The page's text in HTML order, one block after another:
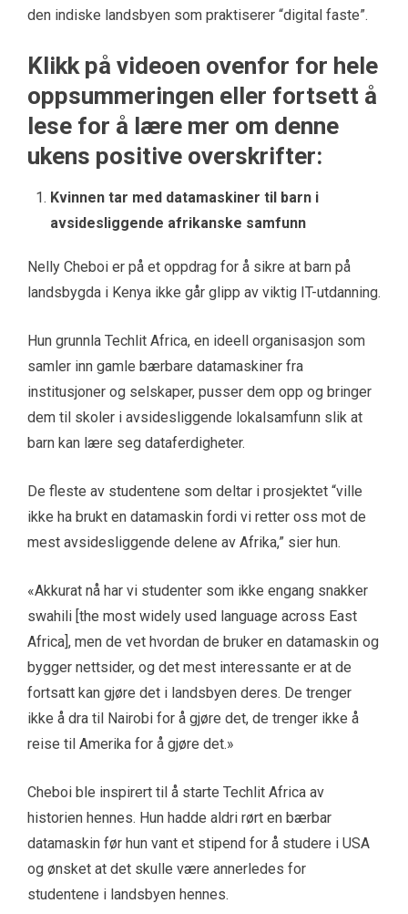
den indiske landsbyen som praktiserer “digital faste”.
Klikk på videoen ovenfor for hele
oppsummeringen eller fortsett å
lese for å lære mer om denne
ukens positive overskrifter:
Kvinnen tar med datamaskiner til barn i
avsidesliggende afrikanske samfunn
Nelly Cheboi er på et oppdrag for å sikre at barn på
landsbygda i Kenya ikke går glipp av viktig IT-utdanning.
Hun grunnla Techlit Africa, en ideell organisasjon som
samler inn gamle bærbare datamaskiner fra
institusjoner og selskaper, pusser dem opp og bringer
dem til skoler i avsidesliggende lokalsamfunn slik at
barn kan lære seg dataferdigheter.
De fleste av studentene som deltar i prosjektet “ville
ikke ha brukt en datamaskin fordi vi retter oss mot de
mest avsidesliggende delene av Afrika,” sier hun.
«Akkurat nå har vi studenter som ikke engang snakker
swahili [the most widely used language across East
Africa], men de vet hvordan de bruker en datamaskin og
bygger nettsider, og det mest interessante er at de
fortsatt kan gjøre det i landsbyen deres. De trenger
ikke å dra til Nairobi for å gjøre det, de trenger ikke å
reise til Amerika for å gjøre det.»
Cheboi ble inspirert til å starte Techlit Africa av
historien hennes. Hun hadde aldri rørt en bærbar
datamaskin før hun vant et stipend for å studere i USA
og ønsket at det skulle være annerledes for
studentene i landsbyen hennes.